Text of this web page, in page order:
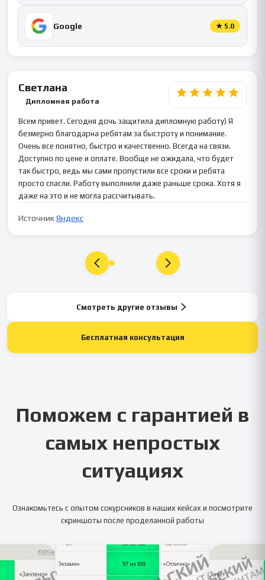
Google ★ 5.0
Светлана
Дипломная работа
Всем привет. Сегодня дочь защитила дипломную работу) Я
безмерно благодарна ребятам за быстроту и понимание.
Очень все понятно, быстро и качественно. Всегда на связи.
Доступно по цене и оплате. Вообще не ожидала, что будет
так быстро, ведь мы сами пропустили все сроки и ребята
просто спасли. Работу выполнили даже раньше срока. Хотя я
даже на это и не могла рассчитывать.
ИсточникЯндекс
Смотреть другие отзывы
Бесплатная консультация
Поможем с гарантией в
самых непростых
ситуациях
Ознакомьтесь с опытом сокурсников в наших кейсах и посмотрите
скриншоты после проделанной работы